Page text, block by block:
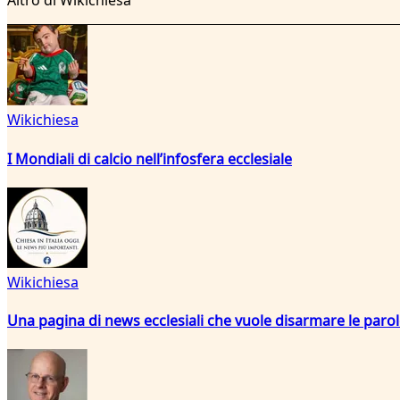
Wikichiesa
I Mondiali di calcio nell’infosfera ecclesiale
Wikichiesa
Una pagina di news ecclesiali che vuole disarmare le